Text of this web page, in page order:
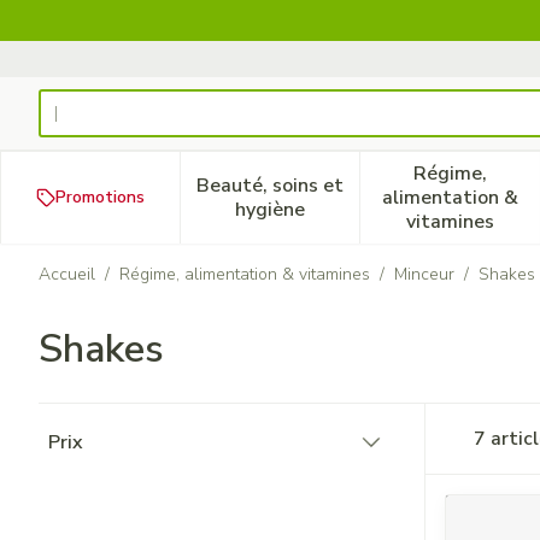
Rechercher
Promotions
Beauté, soins et
hygièneAfficher le sous-menu pour
Régime,
alimentation &
vitamines
Afficher
Accueil / Régime, alimentation & vitamines / Minceur / Shakes
Shakes
Prix
7